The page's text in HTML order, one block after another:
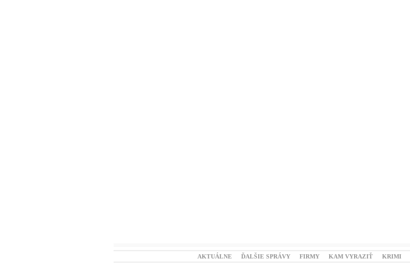
AKTUÁLNE ĎALŠIE SPRÁVY FIRMY KAM VYRAZIŤ KRIMI